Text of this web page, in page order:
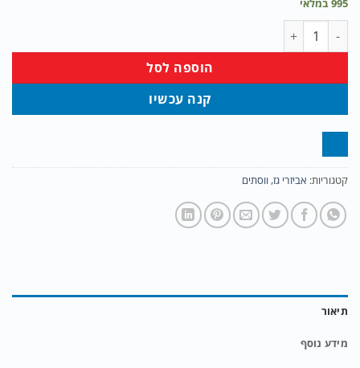
995 במלאי
כמות של ווסת 30 מיליבר בספיקה של 4 ק''ג עם חיבור למיכל 5 ק''ג וחיבור לצינור גומי
הוספה לסל
קנה עכשיו
קטגוריות: אביזרי גז, ווסתים
תיאור
מידע נוסף